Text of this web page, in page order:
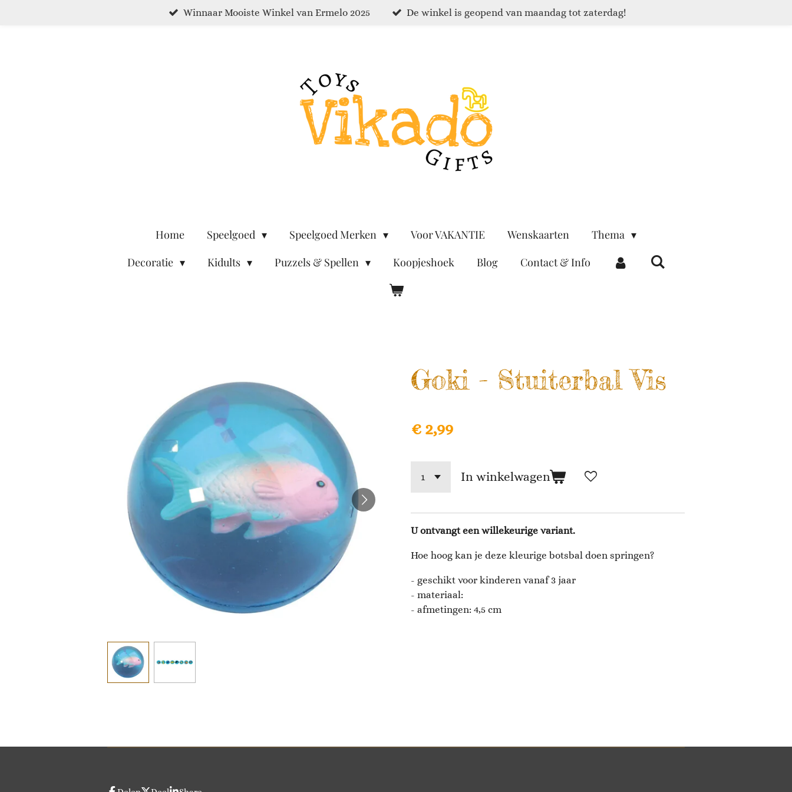
Winnaar Mooiste Winkel van Ermelo 2025 De winkel is geopend van maandag tot zaterdag!
Home Speelgoed Speelgoed Merken Voor VAKANTIE Wenskaarten
Thema
Decoratie
Kidults Puzzels & Spellen Koopjeshoek Blog Contact & Info
Goki - Stuiterbal Vis
€ 2,99
In winkelwagen
U ontvangt een willekeurige variant.
Hoe hoog kan je deze kleurige botsbal doen springen?
- geschikt voor kinderen vanaf 3 jaar
- materiaal:
- afmetingen: 4,5 cm